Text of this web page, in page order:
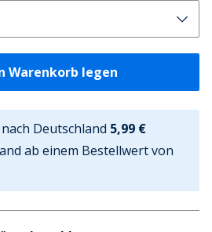
Warenkorb legen
Deutschland 5,99 €
ab einem Bestellwert von